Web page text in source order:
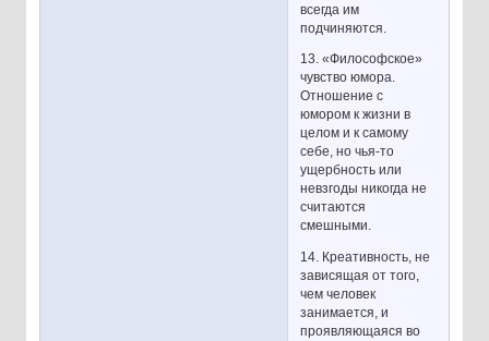
всегда им
подчиняются.
13. «Философское»
чувство юмора.
Отношение с
юмором к жизни в
целом и к самому
себе, но чья-то
ущербность или
невзгоды никогда не
считаются
смешными.
14. Креативность, не
зависящая от того,
чем человек
занимается, и
проявляющаяся во